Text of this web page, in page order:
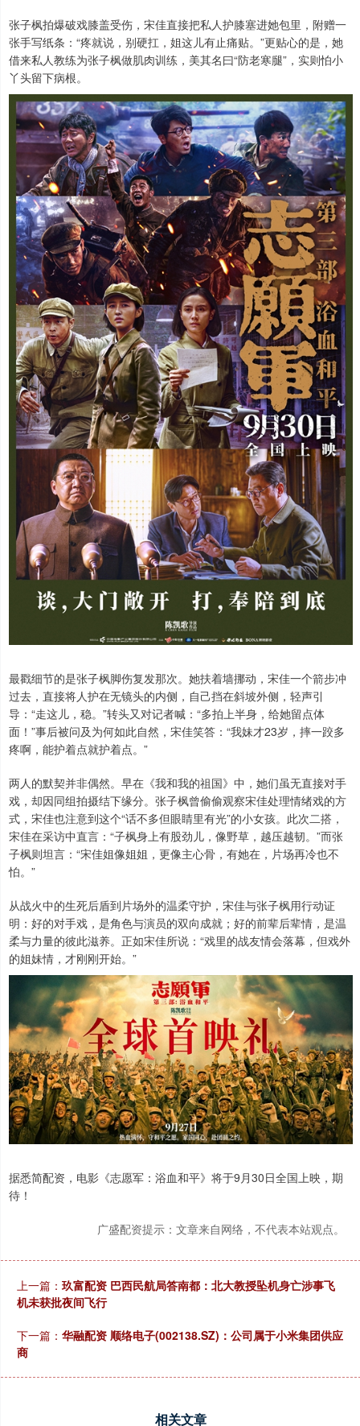
张子枫拍爆破戏膝盖受伤，宋佳直接把私人护膝塞进她包里，附赠一
张手写纸条：“疼就说，别硬扛，姐这儿有止痛贴。”更贴心的是，她
借来私人教练为张子枫做肌肉训练，美其名曰“防老寒腿”，实则怕小
丫头留下病根。
最戳细节的是张子枫脚伤复发那次。她扶着墙挪动，宋佳一个箭步冲
过去，直接将人护在无镜头的内侧，自己挡在斜坡外侧，轻声引
导：“走这儿，稳。”转头又对记者喊：“多拍上半身，给她留点体
面！”事后被问及为何如此自然，宋佳笑答：“我妹才23岁，摔一跤多
疼啊，能护着点就护着点。”
两人的默契并非偶然。早在《我和我的祖国》中，她们虽无直接对手
戏，却因同组拍摄结下缘分。张子枫曾偷偷观察宋佳处理情绪戏的方
式，宋佳也注意到这个“话不多但眼睛里有光”的小女孩。此次二搭，
宋佳在采访中直言：“子枫身上有股劲儿，像野草，越压越韧。”而张
子枫则坦言：“宋佳姐像姐姐，更像主心骨，有她在，片场再冷也不
怕。”
从战火中的生死后盾到片场外的温柔守护，宋佳与张子枫用行动证
明：好的对手戏，是角色与演员的双向成就；好的前辈后辈情，是温
柔与力量的彼此滋养。正如宋佳所说：“戏里的战友情会落幕，但戏外
的姐妹情，才刚刚开始。”
据悉简配资，电影《志愿军：浴血和平》将于9月30日全国上映，期
待！
广盛配资提示：文章来自网络，不代表本站观点。
上一篇： 玖富配资 巴西民航局答南都：北大教授坠机身亡涉事飞
机未获批夜间飞行
下一篇： 华融配资 顺络电子(002138.SZ)：公司属于小米集团供应
商
相关文章